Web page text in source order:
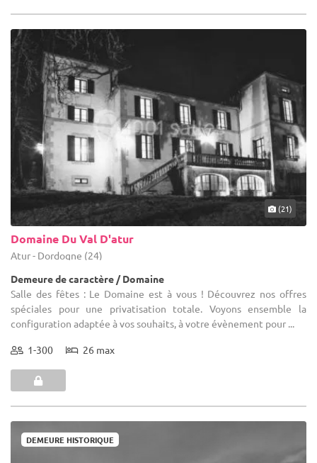
(21)
Domaine Du Val D'atur
Atur - Dordogne (24)
Demeure de caractère / Domaine
Salle des fêtes : Le Domaine est à vous ! Découvrez nos offres
spéciales pour une privatisation totale. Voyons ensemble la
configuration adaptée à vos souhaits, à votre évènement pour ...
1-300 26 max
DEMEURE HISTORIQUE